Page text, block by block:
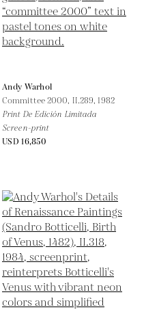
Andy Warhol
Committee 2000, II.289,1982
Print De Edición Limitada
Screen-print
USD 16,850